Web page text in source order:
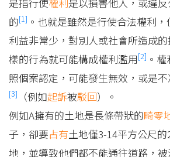
的[1] 。也就是雖然是行使合法權利
利益非常少，對別人或社會所造成
樣的行為就可能構成權利濫用[2] 。
照個案認定，可能發生無效，或是
[3] （例如起訴被駁回）。
例如A擁有的土地是長條帶狀的畸零
子，卻要占有土地僅3-14平方公尺
地，並導致他們都不能通往道路，